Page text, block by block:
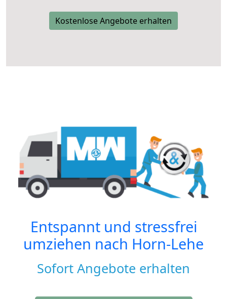
Kostenlose Angebote erhalten
Entspannt und stressfrei
umziehen nach Horn-Lehe
Sofort Angebote erhalten